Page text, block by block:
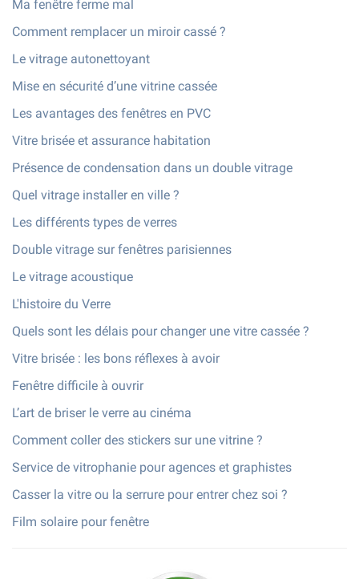
Ma fenêtre ferme mal
Comment remplacer un miroir cassé ?
Le vitrage autonettoyant
Mise en sécurité d’une vitrine cassée
Les avantages des fenêtres en PVC
Vitre brisée et assurance habitation
Présence de condensation dans un double vitrage
Quel vitrage installer en ville ?
Les différents types de verres
Double vitrage sur fenêtres parisiennes
Le vitrage acoustique
L'histoire du Verre
Quels sont les délais pour changer une vitre cassée ?
Vitre brisée : les bons réflexes à avoir
Fenêtre difficile à ouvrir
L’art de briser le verre au cinéma
Comment coller des stickers sur une vitrine ?
Service de vitrophanie pour agences et graphistes
Casser la vitre ou la serrure pour entrer chez soi ?
Film solaire pour fenêtre